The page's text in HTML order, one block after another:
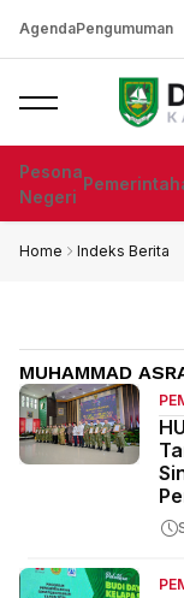
AgendaPengumuman
Pesona
Negeri
Home Indeks Berita
MUHAMMAD